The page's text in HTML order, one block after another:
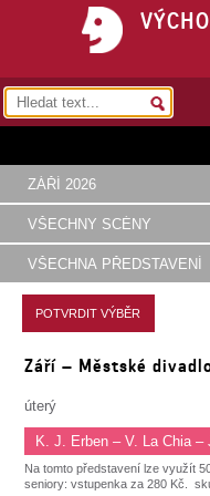
Září – Městské
úterý
K. J. Erben – V. La Chia
Na tomto představení lze využít
seniory: vstupenka za 280 Kč.